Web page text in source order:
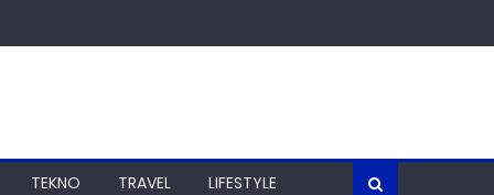
TEKNO TRAVEL LIFESTYLE